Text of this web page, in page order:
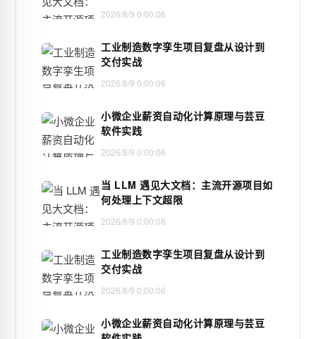
2026/8/9 0:00:06
工业制造数字孪生项目复盘从设计到
交付实战
2026/8/9 0:00:06
小微企业薪资自动化计算原理与芸豆
软件实践
2026/8/9 0:00:06
当 LLM 遇见大文档：主流开源项目如
何处理上下文超限
2026/8/9 0:00:06
工业制造数字孪生项目复盘从设计到
交付实战
2026/8/9 0:00:06
小微企业薪资自动化计算原理与芸豆